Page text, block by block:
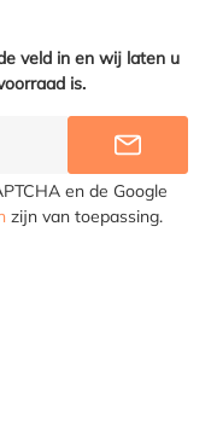
veld in en wij laten u
is.
en de Google
zijn van toepassing.